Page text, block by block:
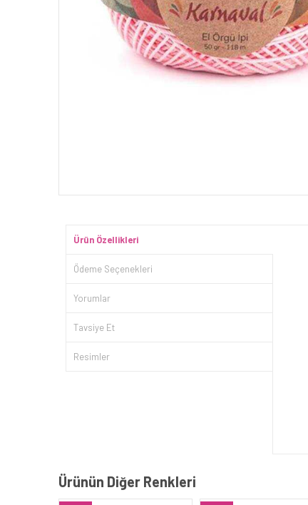
Ürün Özellikleri
Ödeme Seçenekleri
Yorumlar
Tavsiye Et
Resimler
Ürünün Diğer Renkleri